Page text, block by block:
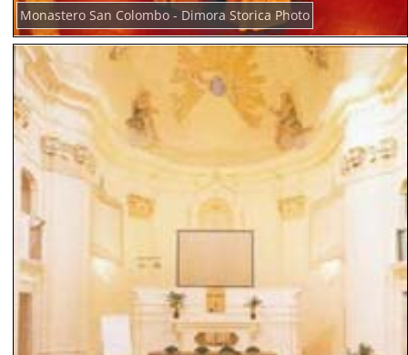
Monastero San Colombo - Dimora Storica Photo